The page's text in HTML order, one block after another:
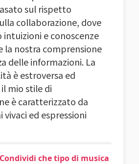
sul rispetto
collaborazione, dove
intuizioni e conoscenze
la nostra comprensione
delle informazioni. La
è estroversa ed
mio stile di
è caratterizzato da
vivaci ed espressioni
che tipo di musica